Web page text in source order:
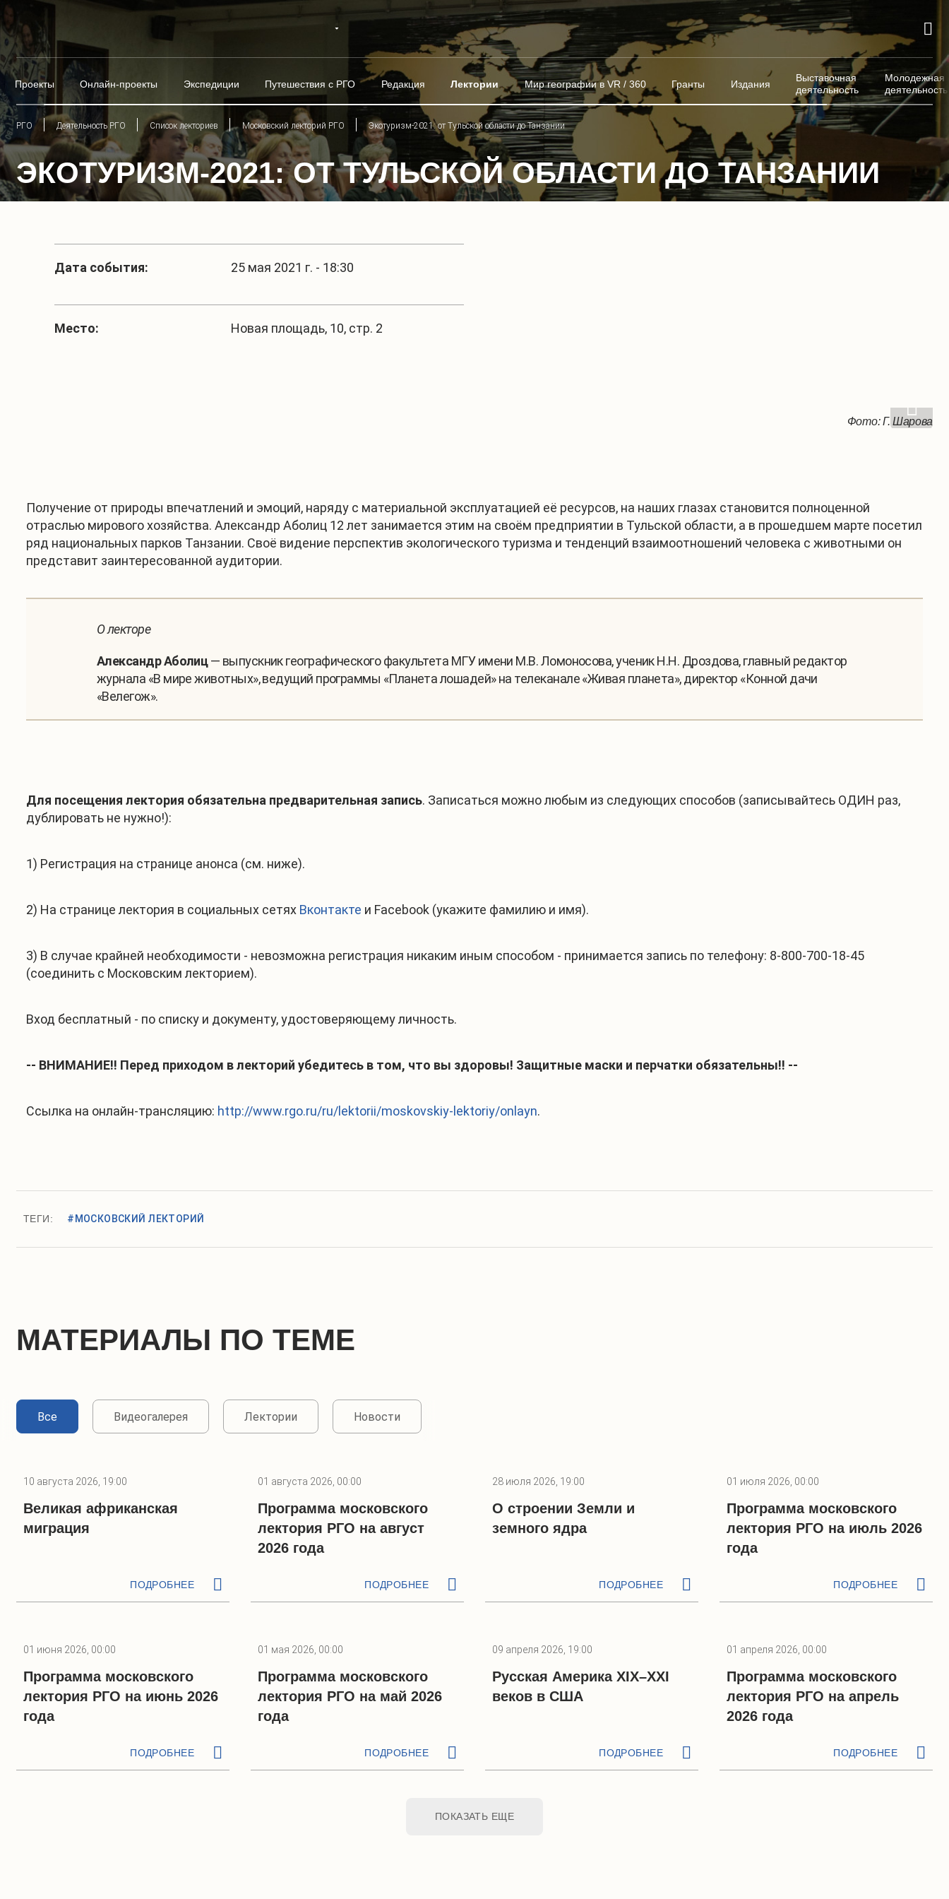
Проекты Онлайн-проекты Экспедиции Путешествия с РГО Редакция Лектории Мир географии в VR / 360 Гранты Издания
Выставочная
деятельность
Молодежная
деятельность
РГО Деятельность РГО Список лекториев Московский лекторий РГО Экотуризм-2021: от Тульской области до Танзании
ЭКОТУРИЗМ-2021: ОТ ТУЛЬСКОЙ ОБЛАСТИ ДО ТАНЗАНИИ
Дата события: 25 мая 2021 г. - 18:30
Место: Новая площадь, 10, стр. 2
Фото: Г. Шарова
Фото: В. Степаницкий
Получение от природы впечатлений и эмоций, наряду с материальной эксплуатацией её ресурсов, на наших глазах становится полноценной
отраслью мирового хозяйства. Александр Аболиц 12 лет занимается этим на своём предприятии в Тульской области, а в прошедшем марте посетил
ряд национальных парков Танзании. Своё видение перспектив экологического туризма и тенденций взаимоотношений человека с животными он
представит заинтересованной аудитории.
О лекторе
Александр Аболиц— выпускник географического факультета МГУ имени М.В. Ломоносова, ученик Н.Н. Дроздова, главный редактор
журнала «В мире животных», ведущий программы «Планета лошадей» на телеканале «Живая планета», директор «Конной дачи
«Велегож».
Для посещения лектория обязательна предварительная запись. Записаться можно любым из следующих способов (записывайтесь ОДИН раз,
дублировать не нужно!):
1) Регистрация на странице анонса (см. ниже).
2) На странице лектория в социальных сетях Вконтакте и Facebook (укажите фамилию и имя).
3) В случае крайней необходимости - невозможна регистрация никаким иным способом - принимается запись по телефону: 8-800-700-18-45
(соединить с Московским лекторием).
Вход бесплатный - по списку и документу, удостоверяющему личность.
-- ВНИМАНИЕ!! Перед приходом в лекторий убедитесь в том, что вы здоровы! Защитные маски и перчатки обязательны!! --
Ссылка на онлайн-трансляцию: http://www.rgo.ru/ru/lektorii/moskovskiy-lektoriy/onlayn.
ТЕГИ: #МОСКОВСКИЙ ЛЕКТОРИЙ
МАТЕРИАЛЫ ПО ТЕМЕ
Все Видеогалерея Лектории Новости
10 августа 2026, 19:00
Великая африканская
миграция
ПОДРОБНЕЕ
01 августа 2026, 00:00
Программа московского
лектория РГО на август
2026 года
ПОДРОБНЕЕ
28 июля 2026, 19:00
О строении Земли и
земного ядра
ПОДРОБНЕЕ
01 июля 2026, 00:00
Программа московского
лектория РГО на июль 2026
года
ПОДРОБНЕЕ
01 июня 2026, 00:00
Программа московского
лектория РГО на июнь 2026
года
ПОДРОБНЕЕ
01 мая 2026, 00:00
Программа московского
лектория РГО на май 2026
года
ПОДРОБНЕЕ
09 апреля 2026, 19:00
Русская Америка XIX–XXI
веков в США
ПОДРОБНЕЕ
01 апреля 2026, 00:00
Программа московского
лектория РГО на апрель
2026 года
ПОДРОБНЕЕ
ПОКАЗАТЬ ЕЩЕ